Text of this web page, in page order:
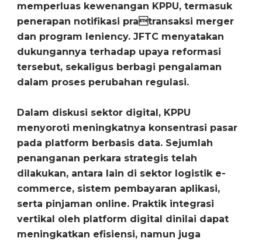
memperluas kewenangan KPPU, termasuk
penerapan notifikasi pratransaksi merger
dan program leniency. JFTC menyatakan
dukungannya terhadap upaya reformasi
tersebut, sekaligus berbagi pengalaman
dalam proses perubahan regulasi.
Dalam diskusi sektor digital, KPPU
menyoroti meningkatnya konsentrasi pasar
pada platform berbasis data. Sejumlah
penanganan perkara strategis telah
dilakukan, antara lain di sektor logistik e-
commerce, sistem pembayaran aplikasi,
serta pinjaman online. Praktik integrasi
vertikal oleh platform digital dinilai dapat
meningkatkan efisiensi, namun juga